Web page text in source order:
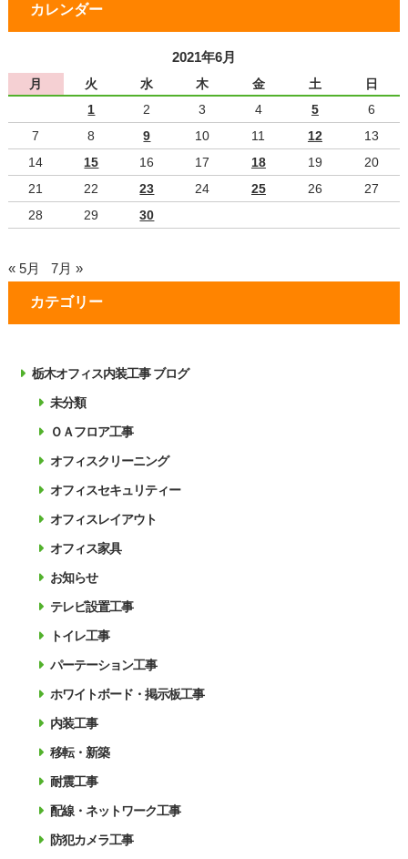
カレンダー
2021年6月
月 火 水 木 金 土
日
1
2 3 4 5
6
7
8 9 10 11 12
13
14
15 16 17 18 19
20
21
22 23 24 25 26
27
28
29 30
« 5月 7月 »
カテゴリー
栃木オフィス内装工事 ブログ
未分類
ＯＡフロア工事
オフィスクリーニング
オフィスセキュリティー
オフィスレイアウト
オフィス家具
お知らせ
テレビ設置工事
トイレ工事
パーテーション工事
ホワイトボード・掲示板工事
内装工事
移転・新築
耐震工事
配線・ネットワーク工事
防犯カメラ工事